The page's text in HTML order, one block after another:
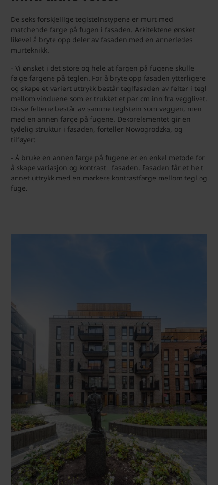
De seks forskjellige teglsteinstypene er murt med
matchende farge på fugen i fasaden. Arkitektene ønsket
likevel å bryte opp deler av fasaden med en annerledes
murteknikk.
- Vi ønsket i det store og hele at fargen på fugene skulle
følge fargene på teglen. For å bryte opp fasaden ytterligere
og skape et variert uttrykk består teglfasaden av felter i tegl
mellom vinduene som er trukket et par cm inn fra vegglivet.
Disse feltene består av samme teglstein som veggen, men
med en annen farge på fugene. Dekorelementet gir en
tydelig struktur i fasaden, forteller Nowogrodzka, og
tilføyer:
- Å bruke en annen farge på fugene er en enkel metode for
å skape variasjon og kontrast i fasaden. Fasaden får et helt
annet uttrykk med en mørkere kontrastfarge mellom tegl og
fuge.